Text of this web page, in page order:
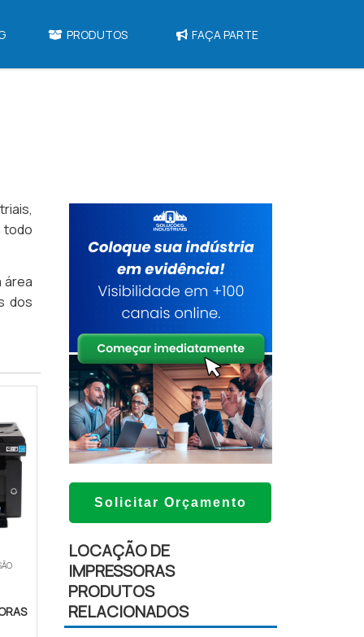
PRODUTOS FAÇA PARTE
todo
área
dos
Solicitar Orçamento
LOCAÇÃO DE
IMPRESSORAS
PRODUTOS
RELACIONADOS